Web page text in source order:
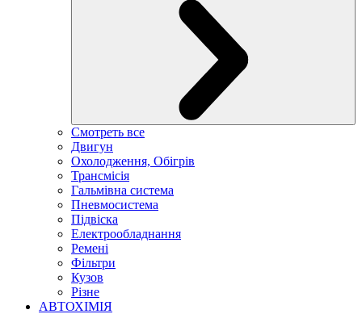
Смотреть все
Двигун
Охолодження, Обігрів
Трансмісія
Гальмівна система
Пневмосистема
Підвіска
Електрообладнання
Ремені
Фільтри
Кузов
Різне
АВТОХІМІЯ